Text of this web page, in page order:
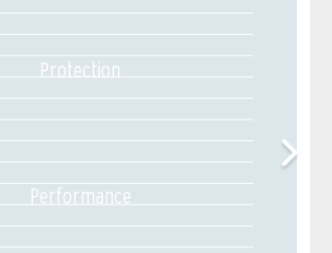
Protection
Performance